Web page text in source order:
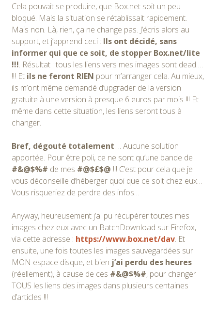
Cela pouvait se produire, que Box.net soit un peu
bloqué. Mais la situation se rétablissait rapidement.
Mais non. Là, rien, ça ne change pas. J’écris alors au
support, et j’apprend ceci : Ils ont décidé, sans
informer qui que ce soit, de stopper Box.net/lite
!!!. Résultat : tous les liens vers mes images sont dead….
!!! Et ils ne feront RIEN pour m’arranger cela. Au mieux,
ils m’ont même demandé d’upgrader de la version
gratuite à une version à presque 6 euros par mois !!! Et
même dans cette situation, les liens seront tous à
changer.
Bref, dégouté totalement…. Aucune solution
apportée. Pour être poli, ce ne sont qu’une bande de
#&@$%# de mes #@$£$@ !!! C’est pour cela que je
vous déconseille d’héberger quoi que ce soit chez eux…
Vous risqueriez de perdre des infos…
Anyway, heureusement j’ai pu récupérer toutes mes
images chez eux avec un BatchDownload sur Firefox,
via cette adresse : https://www.box.net/dav. Et
ensuite, une fois toutes les images sauvegardées sur
MON espace disque, et bien j’ai perdu des heures
(réellement), à cause de ces #&@$%#, pour changer
TOUS les liens des images dans plusieurs centaines
d’articles !!!